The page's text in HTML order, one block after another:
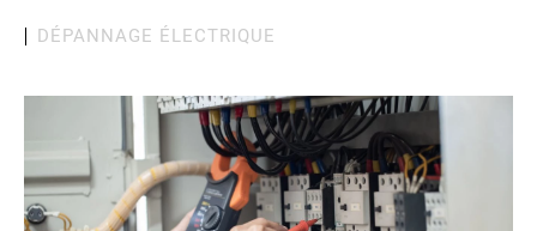
DÉPANNAGE ÉLECTRIQUE